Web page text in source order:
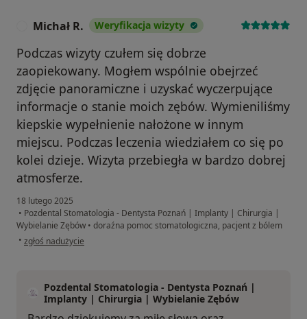
Michał R. Weryfikacja wizyty
Podczas wizyty czułem się dobrze
zaopiekowany. Mogłem wspólnie obejrzeć
zdjęcie panoramiczne i uzyskać wyczerpujące
informacje o stanie moich zębów. Wymieniliśmy
kiepskie wypełnienie nałożone w innym
miejscu. Podczas leczenia wiedziałem co się po
kolei dzieje. Wizyta przebiegła w bardzo dobrej
atmosferze.
18 lutego 2025
• Pozdental Stomatologia - Dentysta Poznań | Implanty | Chirurgia |
Wybielanie Zębów • doraźna pomoc stomatologiczna, pacjent z bólem
• w opinii użytkownika Michał R.
zgłoś nadużycie
Pozdental Stomatologia - Dentysta Poznań |
Implanty | Chirurgia | Wybielanie Zębów